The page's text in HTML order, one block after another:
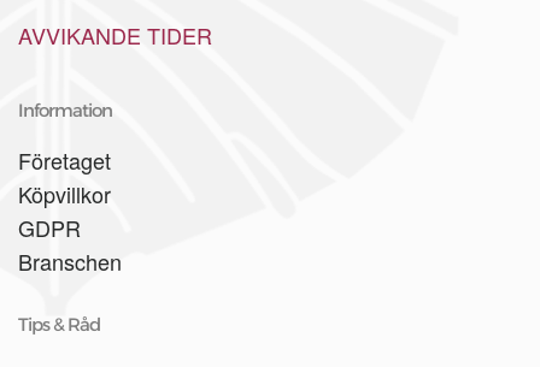
AVVIKANDE TIDER
Information
Företaget
Köpvillkor
GDPR
Branschen
Tips & Råd